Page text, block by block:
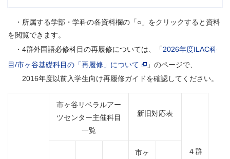
・所属する学部・学科の各資料欄の「○」をクリックすると資料
を閲覧できます。
・4群外国語必修科目の再履修については、「2026年度ILAC科
目/市ヶ谷基礎科目の「再履修」について
」のページで、
2016年度以前入学生向け再履修ガイドを確認してください。
市ヶ谷リベラルアー
ツセンター主催科目
一覧
新旧対応表
４群
市ヶ